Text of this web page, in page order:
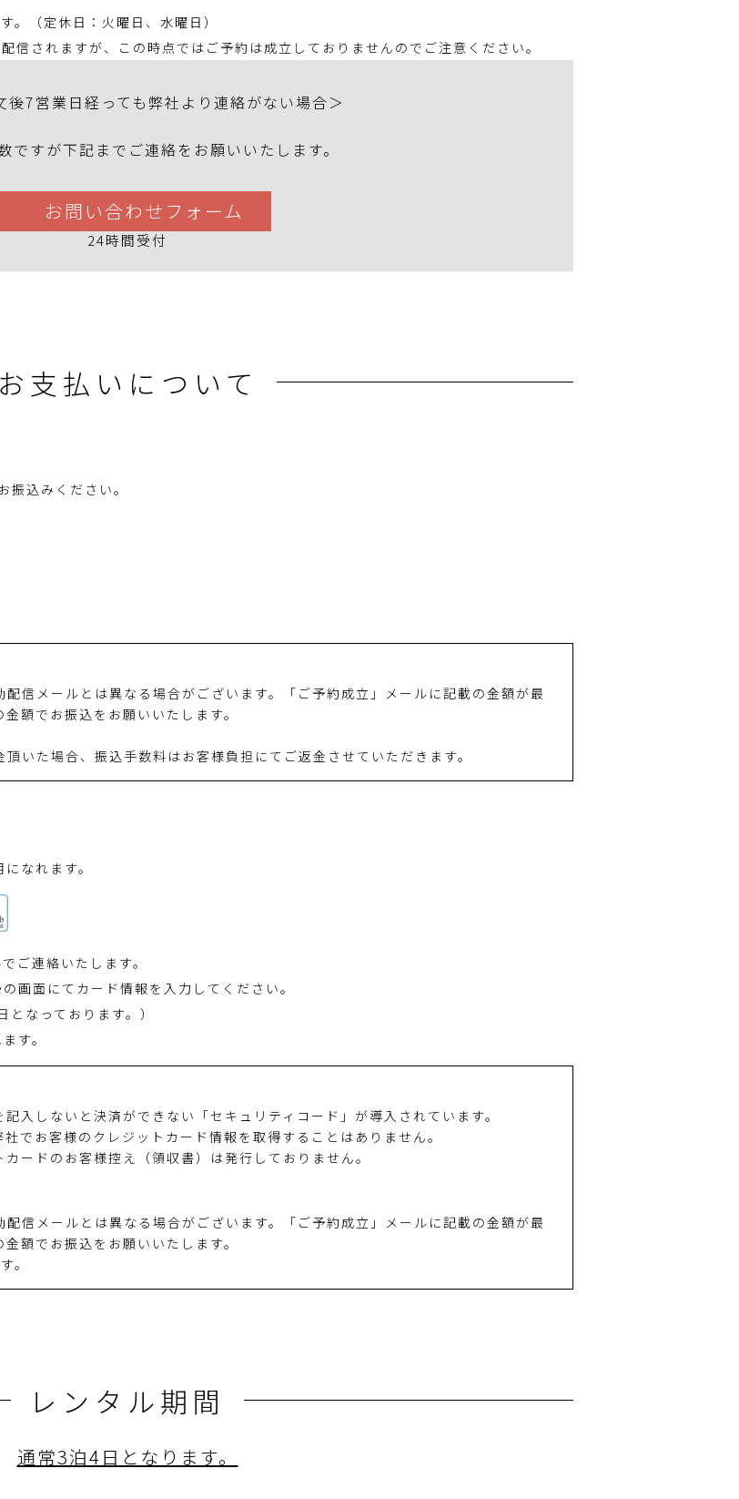
。（定休日：火曜日、水曜日）
信されますが、この時点ではご予約は成立しておりませんのでご注意ください。
後7営業日経っても弊社より連絡がない場合＞
ですが下記までご連絡をお願いいたします。
お問い合わせフォーム
24時間受付
お支払いについて
振込みください。
信メールとは異なる場合がございます。「ご予約成立」メールに記載の金額が最
額でお振込をお願いいたします。
いた場合、振込手数料はお客様負担にてご返金させていただきます。
なれます。
ご連絡いたします。
面にてカード情報を入力してください。
となっております。）
す。
入しないと決済ができない「セキュリティコード」が導入されています。
でお客様のクレジットカード情報を取得することはありません。
ードのお客様控え（領収書）は発行しておりません。
信メールとは異なる場合がございます。「ご予約成立」メールに記載の金額が最
額でお振込をお願いいたします。
。
レンタル期間
通常3泊4日となります。